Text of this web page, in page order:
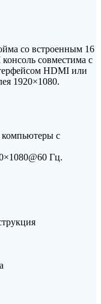
со встроенным 16
совместима с
HDMI или
1920×1080.
компьютеры с
Гц.